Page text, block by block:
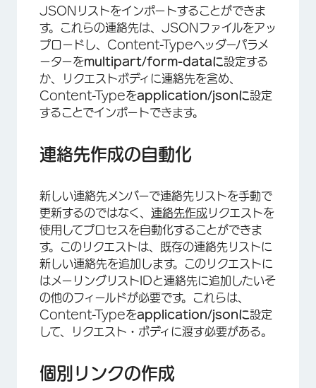
JSONリストをインポートすることができま
す。これらの連絡先は、JSONファイルをアッ
プロードし、Content-Typeヘッダーパラメ
ーターをmultipart/form-dataに設定する
か、リクエストボディに連絡先を含め、
Content-Typeをapplication/jsonに設定
することでインポートできます。
連絡先作成の自動化
新しい連絡先メンバーで連絡先リストを手動で
更新するのではなく、 連絡先作成リクエストを
使用してプロセスを自動化することができま
す。このリクエストは、既存の連絡先リストに
新しい連絡先を追加します。このリクエストに
はメーリングリストIDと連絡先に追加したいそ
の他のフィールドが必要です。これらは、
Content-Typeをapplication/jsonに設定
して、リクエスト・ボディに渡す必要がある。
個別リンクの作成